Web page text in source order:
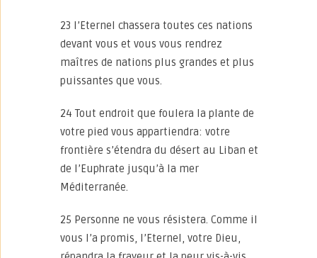
23 l’Eternel chassera toutes ces nations
devant vous et vous vous rendrez
maîtres de nations plus grandes et plus
puissantes que vous.
24 Tout endroit que foulera la plante de
votre pied vous appartiendra: votre
frontière s’étendra du désert au Liban et
de l’Euphrate jusqu’à la mer
Méditerranée.
25 Personne ne vous résistera. Comme il
vous l’a promis, l’Eternel, votre Dieu,